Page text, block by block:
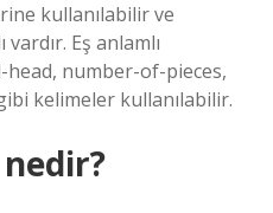
kullanılabilir ve
Eş anlamlı
number-of-pieces,
kelimeler kullanılabilir.
nedir?